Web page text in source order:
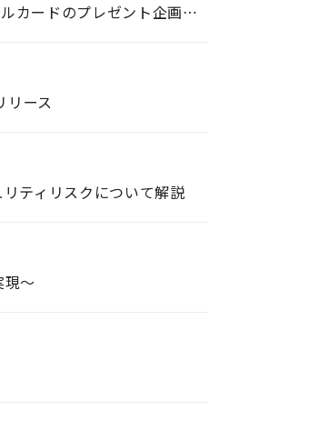
『ＪリーグオールスターDAZNカップ×JFC』コラボキャンペーン開催！DAZN生配信と連動し、選手直筆サイン入りリアルカードのプレゼント企画などを実施
リース
ティリスクについて解説
～